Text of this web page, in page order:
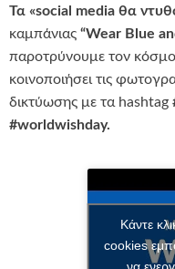
Τα «social media θα
καμπάνιας “Wear Blue
παροτρύνουμε τον κόσμο
κοινοποιήσει τις
δικτύωσης με τα hashtag
#worldwishday.
Κάντε
cookies